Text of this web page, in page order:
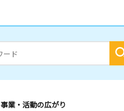
事業・活動の広がり